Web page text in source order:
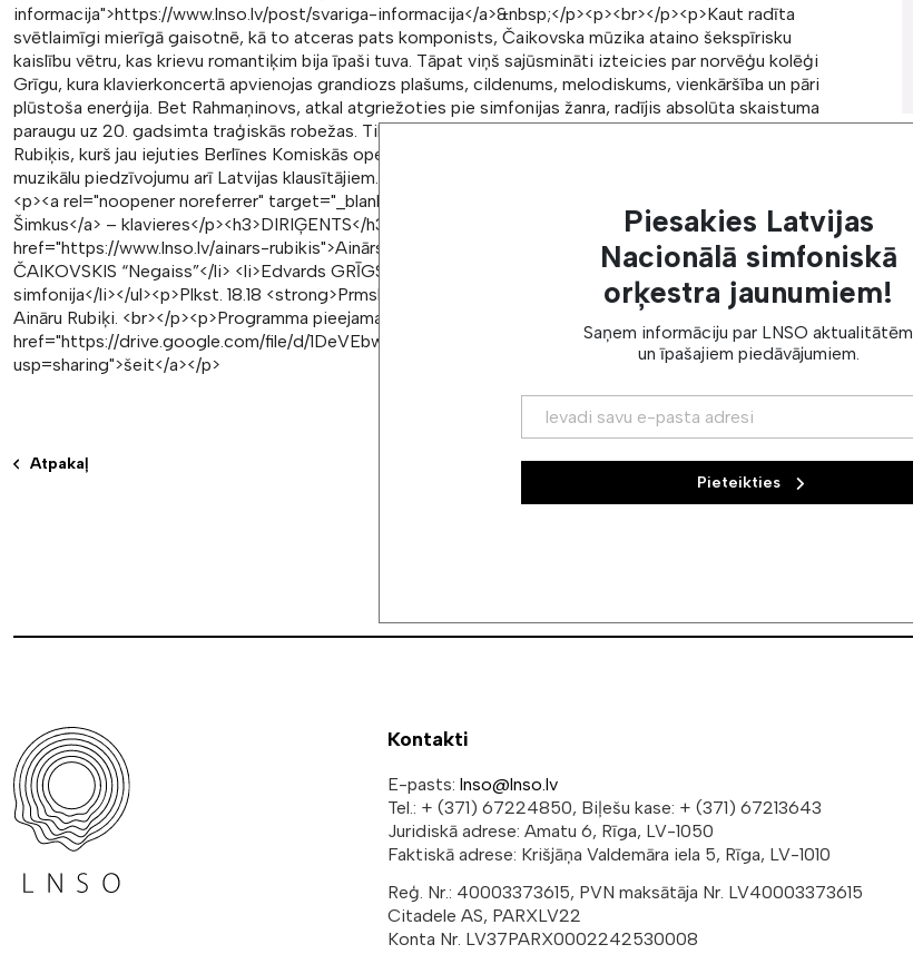
informacija">https://www.lnso.lv/post/svariga-informacija</a>&nbsp;</p><p><br></p><p>Kaut radīta
svētlaimīgi mierīgā gaisotnē, kā to atceras pats komponists, Čaikovska mūzika ataino šekspīrisku
kaislību vētru, kas krievu romantiķim bija īpaši tuva. Tāpat viņš sajūsmināti izteicies par norvēģu kolēģi
Grīgu, kura klavierkoncertā apvienojas grandiozs plašums, cildenums, melodiskums, vienkāršība un pāri
plūstoša enerģija. Bet Rahmaņinovs, atkal atgriežoties pie simfonijas žanra, radījis absolūta skaistuma
paraugu uz 20. gadsimta traģiskās robežas. Tik bagātīgu simfoniskā romantisma devu sagatavojis
Rubiķis, kurš jau iejuties Berlīnes Komiskās operas muzikālā vadītāja ādā, tomēr atradis laiku dāvāt
muzikālu piedzīvojumu arī Latvijas klausītājiem.&nbsp;</p><p><br></p><p>&nbsp;</p><h3>SOLISTS/-I</h3>
<p><a rel="noopener noreferrer" target="_blank" href="https://www.lnso.lv/vestards-simkus">Vestards
Šimkus</a> – klavieres</p><h3>DIRIĢENTS</h3><p><a rel="noopener noreferrer" target="_blank"
href="https://www.lnso.lv/ainars-rubikis">Ainārs Rubiķis</a></p><h3>PROGRAMMA</h3><ul> <li>Pēteris
ČAIKOVSKIS “Negaiss”</li> <li>Edvards GRĪGS Klavierkoncerts</li> <li>Sergejs RAHMAŅINOVS Otrā
simfonija</li></ul><p>Plkst. 18.18 <strong>Prmskoncerta sarunās</strong> Orests Silabriedis sarunāsies ar
Aināru Rubiķi. <br></p><p>Programma pieejama <a rel="noopener noreferrer" target="_blank"
href="https://drive.google.com/file/d/1DeVEbwMPcZpO6HL5gzqJyLTeMOa0LRqj/view?
usp=sharing">šeit</a></p>
Atpakaļ
Kontakti
E-pasts: lnso@lnso.lv
Tel.: + (371) 67224850, Biļešu kase: + (371) 67213643
Juridiskā adrese: Amatu 6, Rīga, LV-1050
Faktiskā adrese: Krišjāņa Valdemāra iela 5, Rīga, LV-1010
Reģ. Nr.: 40003373615, PVN maksātāja Nr. LV40003373615
Citadele AS, PARXLV22
Konta Nr. LV37PARX0002242530008
Piesakies Latvijas
Nacionālā simfoniskā
orķestra jaunumiem!
Saņem informāciju par LNSO aktualitātēm
un īpašajiem piedāvājumiem.
Pieteikties